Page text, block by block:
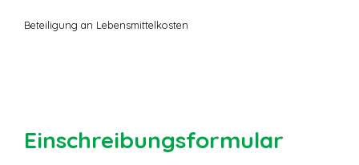
Beteiligung an Lebensmittelkosten
Einschreibungsformular